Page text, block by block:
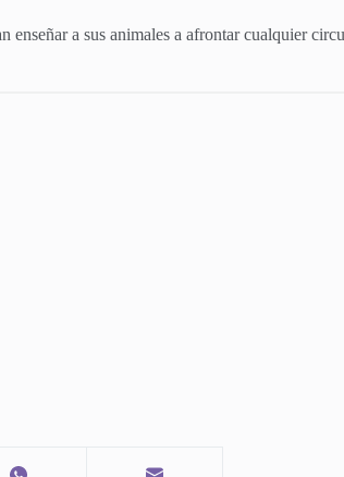
enseñar a sus animales a afrontar cualquier